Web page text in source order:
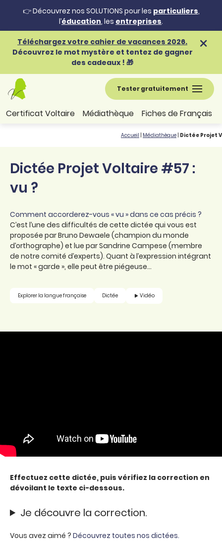
👉 Découvrez nos SOLUTIONS pour les particuliers,
l’éducation, les entreprises.
Téléchargez votre cahier de vacances 2026.
Découvrez le mot mystère et tentez de gagner
des cadeaux ! 🎁
Tester gratuitement
Certificat Voltaire Médiathèque Fiches de Français
Accueil Médiathèque Dictée Projet
Dictée Projet Voltaire #57 :
vu ?
Comment accorderez-vous « vu » dans ce cas précis ?
C’est l’une des difficultés de cette dictée qui vous est
proposée par Bruno Dewaele (champion du monde
d’orthographe) et lue par Sandrine Campese (membre
de notre comité d’experts). Quant à l’expression intégrant
le mot « garde », elle peut être piégeuse…
Explorer la langue française Dictée Vidéo
Effectuez cette dictée, puis vérifiez la correction en
dévoilant le texte ci-dessous.
Je découvre la correction.
Vous avez aimé ? Découvrez toutes nos dictées.